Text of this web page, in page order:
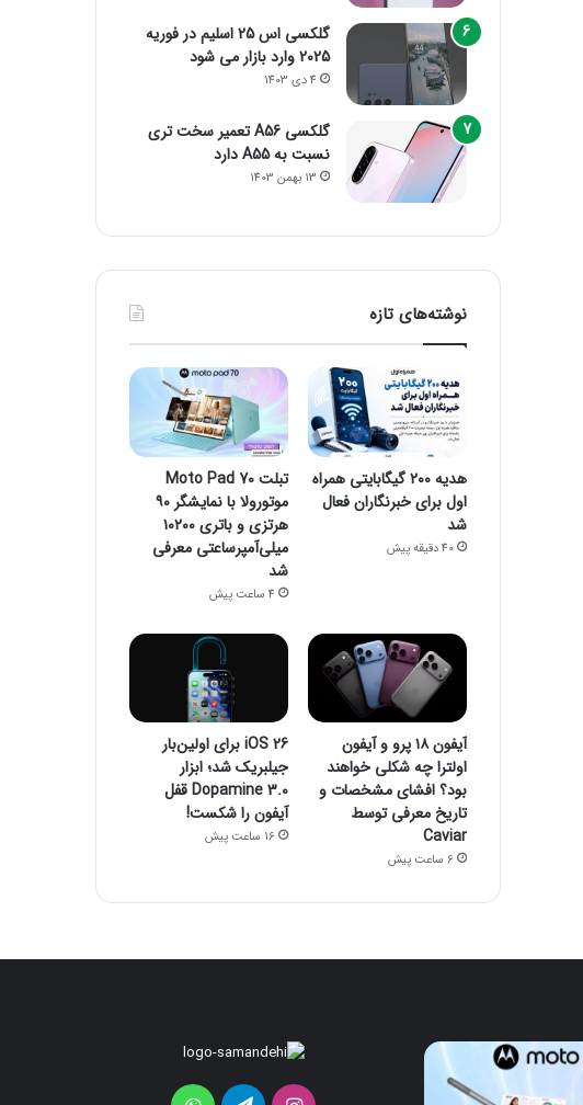
گلکسی اس 25 اسلیم در فوریه
2025 وارد بازار می شود
4 دی 1403
گلکسی A56 تعمیر سخت تری
نسبت به A55 دارد
13 بهمن 1403
نوشته‌های تازه
هدیه ۲۰۰ گیگابایتی همراه
اول برای خبرنگاران فعال
شد
40 دقیقه پیش
تبلت Moto Pad 70
موتورولا با نمایشگر ۹۰
هرتزی و باتری ۱۰۲۰۰
میلی‌آمپرساعتی معرفی
شد
4 ساعت پیش
آیفون ۱۸ پرو و آیفون
اولترا چه شکلی خواهند
بود؟ افشای مشخصات و
تاریخ معرفی توسط
Caviar
6 ساعت پیش
iOS 26 برای اولین‌بار
جیلبریک شد؛ ابزار
Dopamine 3.0 قفل
آیفون را شکست!
16 ساعت پیش